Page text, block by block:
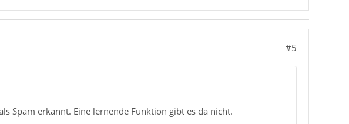
#5
Spam erkannt. Eine lernende Funktion gibt es da nicht.